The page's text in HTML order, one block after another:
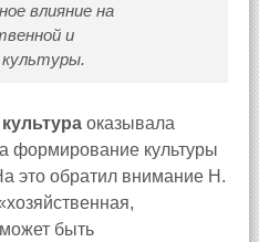
влияние на
и
культуры.
оказывала
формирование культуры
это обратил внимание Н.
быть